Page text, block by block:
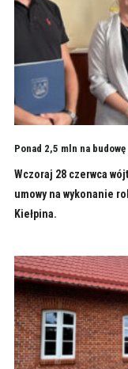
Ponad 2,5 mln na
Wczoraj 28 czerwca
umowy na wykonanie
Kiełpina.